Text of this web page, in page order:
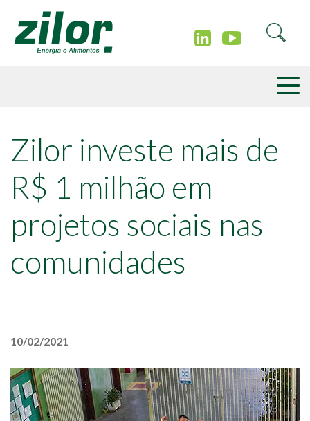
Zilor investe mais de
R$ 1 milhão em
projetos sociais nas
comunidades
10/02/2021